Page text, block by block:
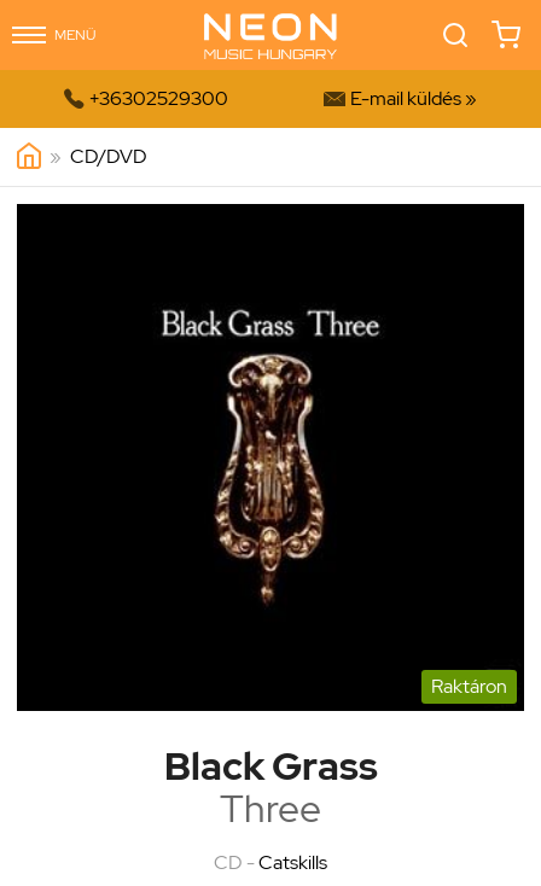
MENÜ
 +36302529300  E-mail küldés »
» CD/DVD
Raktáron
Black Grass
Three
CD -Catskills